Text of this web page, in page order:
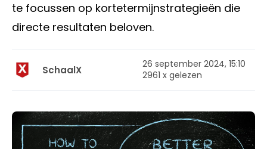
te focussen op kortetermijnstrategieën die
directe resultaten beloven.
SchaalX
26 september 2024, 15:10
2961 x gelezen